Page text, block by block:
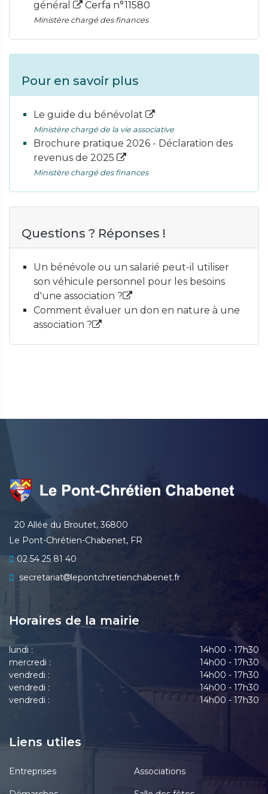
général
Cerfa n°11580
Ministère chargé des finances
Pour en savoir plus
Le guide du bénévolat
Ministère chargé de la vie associative
Brochure pratique 2026 - Déclaration des
revenus de 2025
Ministère chargé des finances
Questions ? Réponses !
Un bénévole ou un salarié peut-il utiliser
son véhicule personnel pour les besoins
d'une association ?
Comment évaluer un don en nature à une
association ?
20 Allée du Broutet, 36800
Le Pont-Chrétien-Chabenet, FR
02 54 25 81 40
secretariat
lepontchretienchabenet.fr
Horaires de la mairie
lundi :
14h00 - 17h30
mercredi :
14h00 - 17h30
vendredi :
14h00 - 17h30
vendredi :
14h00 - 17h30
vendredi :
14h00 - 17h30
Liens utiles
Entreprises Associations